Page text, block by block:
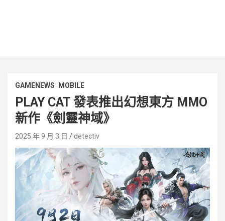
GAMENEWS MOBILE
PLAY CAT 發表推出幻想東方 MMO
新作《劍靈神域》
2025 年 9 月 3 日 detectiv